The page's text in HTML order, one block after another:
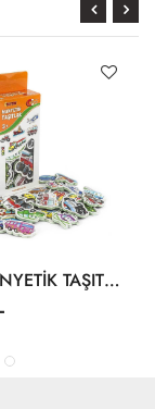
1291 MANYETİK TAŞITLAR